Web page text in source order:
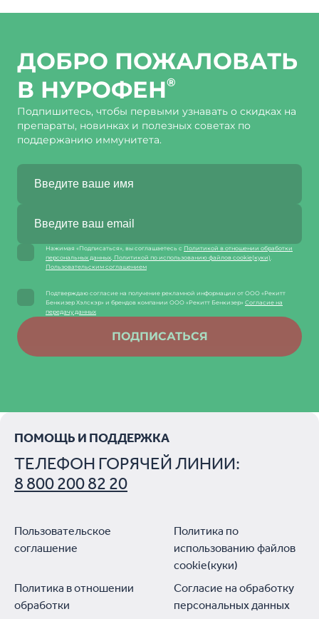
ДОБРО ПОЖАЛОВАТЬ
В НУРОФЕН®
Подпишитесь, чтобы первыми узнавать о скидках на
препараты, новинках и полезных советах по
поддержанию иммунитета.
Нажимая «Подписаться», вы соглашаетесь с Политикой в отношении обработки
персональных данных Политикой по использованию файлов cookie(куки)
Пользовательским соглашением
Подтверждаю согласие на получение рекламной информации от ООО «Рекитт
Бенкизер Хэлскэр» и брендов компании ООО «Рекитт Бенкизер» Согласие на
передачу данных
ПОДПИСАТЬСЯ
ПОМОЩЬ И ПОДДЕРЖКА
ТЕЛЕФОН ГОРЯЧЕЙ ЛИНИИ:
8 800 200 82 20
Пользовательское
соглашение
Политика по
использованию файлов
cookie(куки)
Согласие на обработку
персональных данных
Политика в отношении
обработки